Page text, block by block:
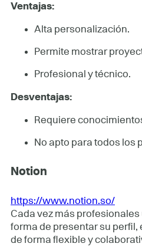
Ventajas:
Alta personalización.
Permite mostrar
Profesional y técnico.
Desventajas:
Requiere
No apto para todos los
Notion
https://www.notion.so/
Cada vez más
forma de presentar su perfil,
de forma flexible y